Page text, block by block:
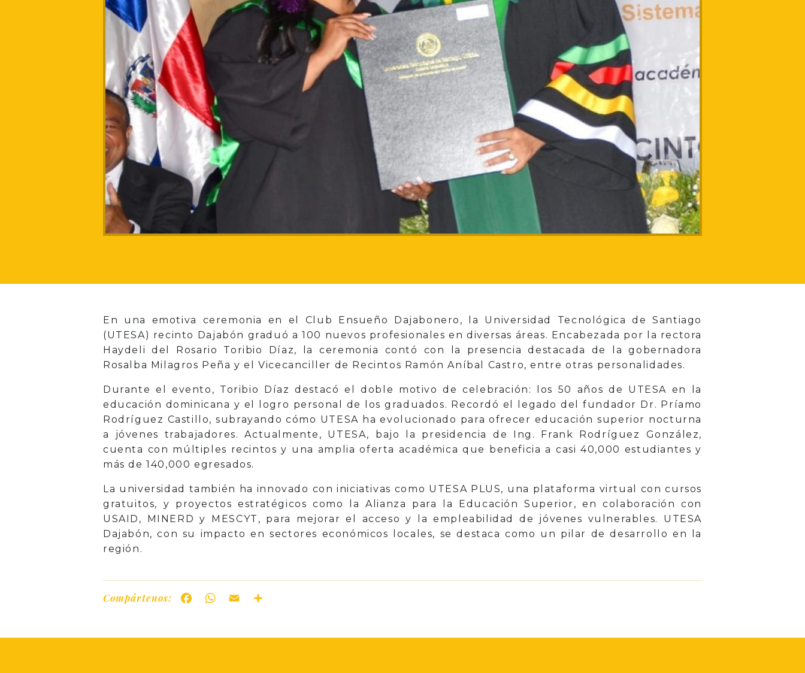
En una emotiva ceremonia en el Club Ensueño Dajabonero, la Universidad Tecnológica de Santiago
(UTESA) recinto Dajabón graduó a 100 nuevos profesionales en diversas áreas. Encabezada por la rectora
Haydeli del Rosario Toribio Díaz, la ceremonia contó con la presencia destacada de la gobernadora
Rosalba Milagros Peña y el Vicecanciller de Recintos Ramón Aníbal Castro, entre otras personalidades.
Durante el evento, Toribio Díaz destacó el doble motivo de celebración: los 50 años de UTESA en la
educación dominicana y el logro personal de los graduados. Recordó el legado del fundador Dr. Príamo
Rodríguez Castillo, subrayando cómo UTESA ha evolucionado para ofrecer educación superior nocturna
a jóvenes trabajadores. Actualmente, UTESA, bajo la presidencia de Ing. Frank Rodríguez González,
cuenta con múltiples recintos y una amplia oferta académica que beneficia a casi 40,000 estudiantes y
más de 140,000 egresados.
La universidad también ha innovado con iniciativas como UTESA PLUS, una plataforma virtual con cursos
gratuitos, y proyectos estratégicos como la Alianza para la Educación Superior, en colaboración con
USAID, MINERD y MESCYT, para mejorar el acceso y la empleabilidad de jóvenes vulnerables. UTESA
Dajabón, con su impacto en sectores económicos locales, se destaca como un pilar de desarrollo en la
región.
Compártenos: FacebookWhatsApp
Email